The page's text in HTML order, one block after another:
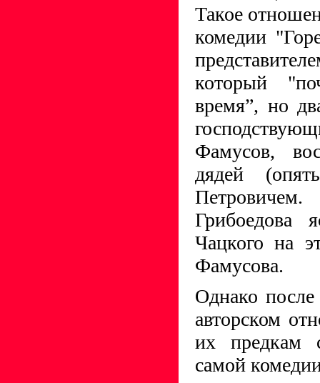
Такое
комедии
который
время”, но
Фамусов,
дядей
Грибоедова
Чацкого на
Фамусова.
Однако
авторском
их предкам
самой